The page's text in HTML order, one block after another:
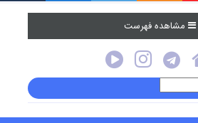
مشاهده فهرست